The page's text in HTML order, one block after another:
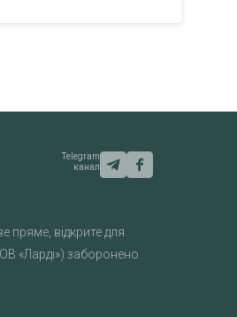
Telegram
канал
пряме, відкрите для
«Ларді») заборонено.